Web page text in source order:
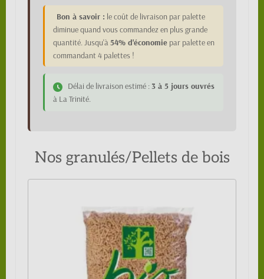
Bon à savoir : le coût de livraison par palette
diminue quand vous commandez en plus grande
quantité. Jusqu'à54% d'économie par palette en
commandant 4 palettes !
Délai de livraison estimé : 3 à 5 jours ouvrés
à La Trinité.
Nos granulés/Pellets de bois